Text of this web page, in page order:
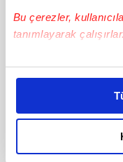
Bu çerezler,
tanımlayarak çalışırlar.
Bu çerezlere izin
daha iyi reklam
amacımızın size
olduğunu ve sizlere
elimizden gelen